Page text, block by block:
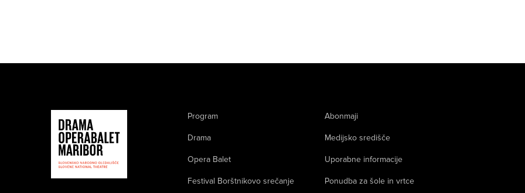
Program
Drama
Opera Balet
Festival Borštnikovo srečanje
Abonmaji
Medijsko središče
Uporabne informacije
Ponudba za šole in vrtce